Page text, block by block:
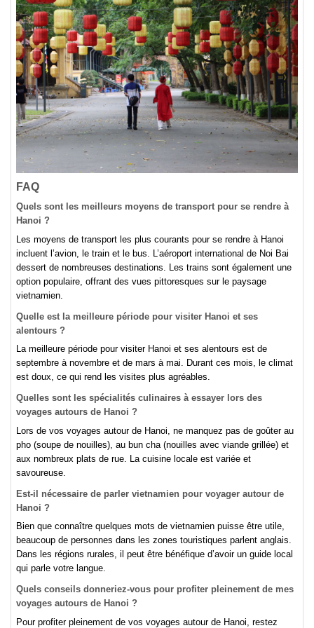
FAQ
Quels sont les meilleurs moyens de transport pour se rendre à
Hanoi ?
Les moyens de transport les plus courants pour se rendre à Hanoi
incluent l’avion, le train et le bus. L’aéroport international de Noi Bai
dessert de nombreuses destinations. Les trains sont également une
option populaire, offrant des vues pittoresques sur le paysage
vietnamien.
Quelle est la meilleure période pour visiter Hanoi et ses
alentours ?
La meilleure période pour visiter Hanoi et ses alentours est de
septembre à novembre et de mars à mai. Durant ces mois, le climat
est doux, ce qui rend les visites plus agréables.
Quelles sont les spécialités culinaires à essayer lors des
voyages autours de Hanoi ?
Lors de vos voyages autour de Hanoi, ne manquez pas de goûter au
pho (soupe de nouilles), au bun cha (nouilles avec viande grillée) et
aux nombreux plats de rue. La cuisine locale est variée et
savoureuse.
Est-il nécessaire de parler vietnamien pour voyager autour de
Hanoi ?
Bien que connaître quelques mots de vietnamien puisse être utile,
beaucoup de personnes dans les zones touristiques parlent anglais.
Dans les régions rurales, il peut être bénéfique d’avoir un guide local
qui parle votre langue.
Quels conseils donneriez-vous pour profiter pleinement de mes
voyages autours de Hanoi ?
Pour profiter pleinement de vos voyages autour de Hanoi, restez